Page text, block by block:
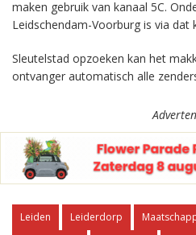
maken gebruik van kanaal 5C.
Leidschendam-Voorburg is via dat
Sleutelstad opzoeken kan het
ontvanger automatisch alle
Leiden Leiderdorp